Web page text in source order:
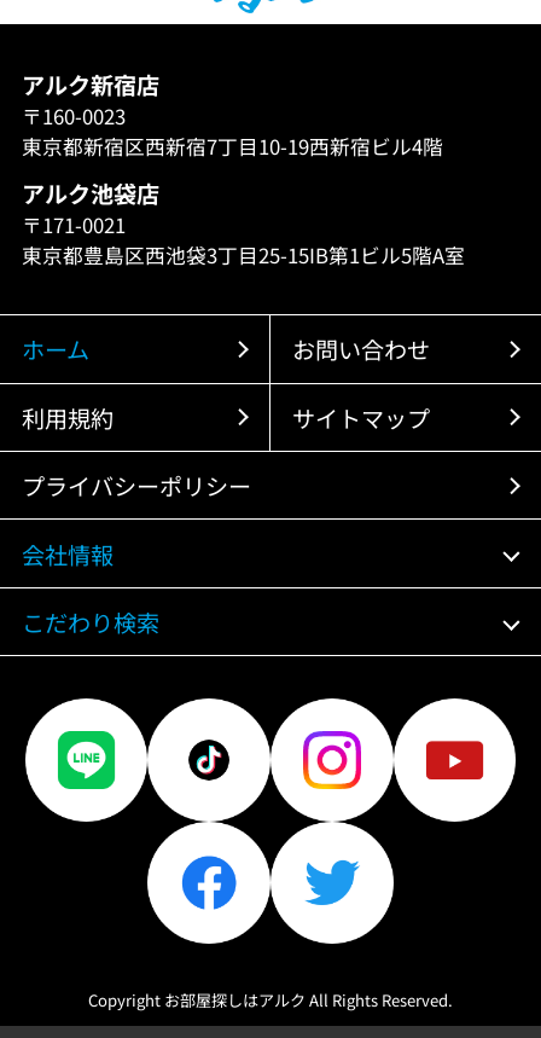
アルク新宿店
〒160-0023
東京都新宿区西新宿7丁目10-19西新宿ビル4階
アルク池袋店
〒171-0021
東京都豊島区西池袋3丁目25-15IB第1ビル5階A室
ホーム お問い合わせ
利用規約 サイトマップ
プライバシーポリシー
会社情報
こだわり検索
Copyright お部屋探しはアルク All Rights Reserved.